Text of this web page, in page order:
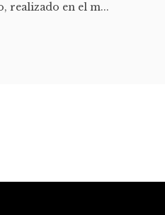
realizado en el m...